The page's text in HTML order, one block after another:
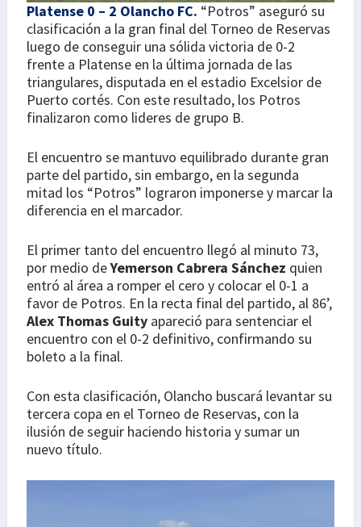
Platense 0 – 2 Olancho FC. “Potros” aseguró su
clasificación a la gran final del Torneo de Reservas
luego de conseguir una sólida victoria de 0-2
frente a Platense en la última jornada de las
triangulares, disputada en el estadio Excelsior de
Puerto cortés. Con este resultado, los Potros
finalizaron como lideres de grupo B.
El encuentro se mantuvo equilibrado durante gran
parte del partido, sin embargo, en la segunda
mitad los “Potros” lograron imponerse y marcar la
diferencia en el marcador.
El primer tanto del encuentro llegó al minuto 73,
por medio deYemerson Cabrera Sánchez quien
entró al área a romper el cero y colocar el 0-1 a
favor de Potros. En la recta final del partido, al 86’,
Alex Thomas Guity apareció para sentenciar el
encuentro con el 0-2 definitivo, confirmando su
boleto a la final.
Con esta clasificación, Olancho buscará levantar su
tercera copa en el Torneo de Reservas, con la
ilusión de seguir haciendo historia y sumar un
nuevo título.